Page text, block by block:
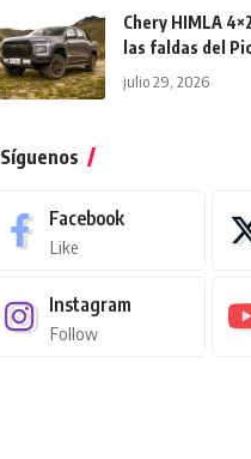
Chery HIMLA
las faldas del
julio 29, 2026
Síguenos
Facebook
Like
Instagram
Follow